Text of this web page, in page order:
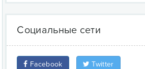
Социальные сети
Facebook Twitter